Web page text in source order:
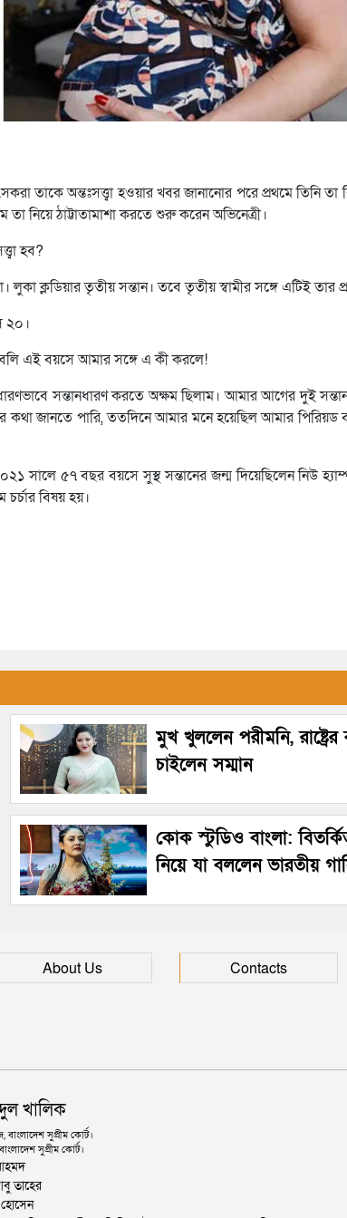
তাকে অন্তঃসত্ত্বা হওয়ার খবর জানানোর পরে প্রথমে তিনি তা
তা নিয়ে ঠাট্টাতামাশা করতে শুরু করেন অভিনেত্রী।
হব?
লুকা ক্লডিয়ার তৃতীয় সন্তান। তবে তৃতীয় স্বামীর সঙ্গে এটিই তার
২০।
বলি এই বয়সে আমার সঙ্গে এ কী করলে!
সন্তানধারণ করতে অক্ষম ছিলাম। আমার আগের দুই
কথা জানতে পারি, ততদিনে আমার মনে হয়েছিল আমার পিরিয়ড
সালে ৫৭ বছর বয়সে সুস্থ সন্তানের জন্ম দিয়েছিলেন নিউ
বিষয় হয়।
মুখ খুললেন পরীমনি,
চাইলেন সম্মান
কোক স্টুডিও বাংলা:
নিয়ে যা বললেন ভারতীয়
About Us Contacts
খালিক
সুপ্রীম কোর্ট।
সুপ্রীম কোর্ট।
তাহের
হোসেন